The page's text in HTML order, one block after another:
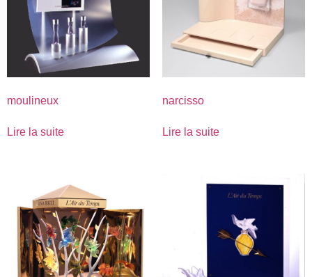
moulineux
Lire la suite
narcisso
Lire la suite